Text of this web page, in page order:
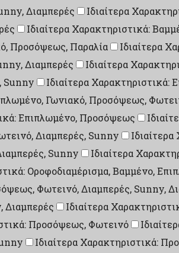
Διαμπερές
Ιδιαίτερα
Ιδιαίτερα Χαρακτηριστικά:
Προσόψεως, Παραλία Ιδιαίτερα
Διαμπερές
Ιδιαίτερα
Sunny
Ιδιαίτερα
Γωνιακό, Προσόψεως,
Επιπλωμένο, Προσόψεως
Διαμπερές, Sunny
Sunny
Ιδιαίτερα
Οροφοδιαμέρισμα, Βαμμένο,
Φωτεινό, Διαμπερές, Sunny,
Διαμπερές
Ιδιαίτερα
Προσόψεως, Φωτεινό
Ιδιαίτερα Χαρακτηριστικά: